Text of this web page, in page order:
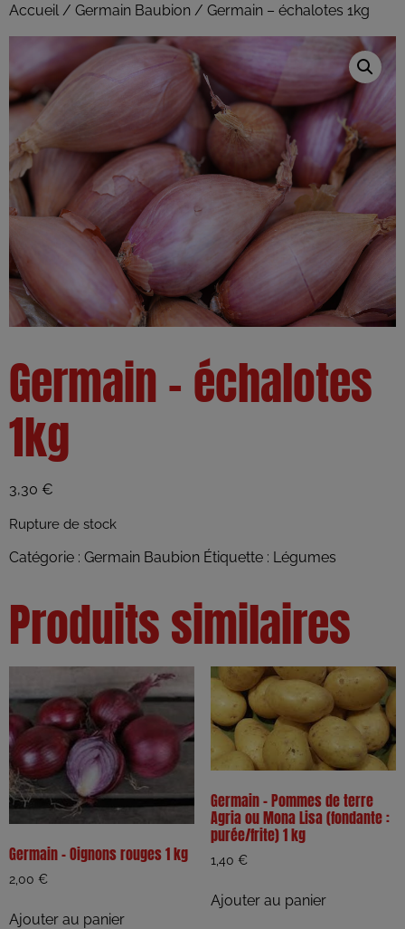
Accueil/ Germain Baubion / Germain – échalotes 1kg
Germain – échalotes
1kg
3,30 €
Rupture de stock
Catégorie : Germain Baubion Étiquette : Légumes
Produits similaires
Germain – Oignons rouges 1 kg
2,00 €
Ajouter au panier
Germain – Pommes de terre
Agria ou Mona Lisa (fondante :
purée/frite) 1 kg
1,40 €
Ajouter au panier